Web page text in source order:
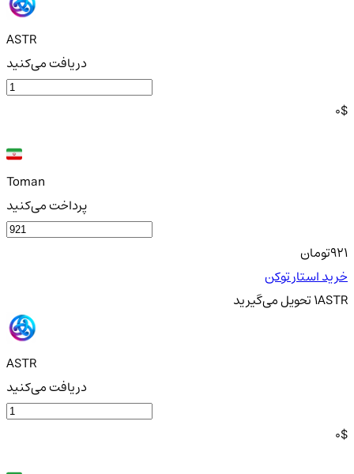
ASTR
دریافت می‌کنید
0$
Toman
پرداخت می‌کنید
921تومان
خرید استار توکن
1ASTRتحویلمی‌گیرید
ASTR
دریافت می‌کنید
0$